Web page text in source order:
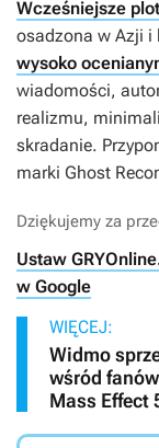
Wcześniejsze
osadzona w Azji i
wysoko
wiadomości,
realizmu,
skradanie.
marki Ghost
Dziękujemy za
Ustaw
w Google
WIĘCEJ:
Widmo
wśród
Mass Effect